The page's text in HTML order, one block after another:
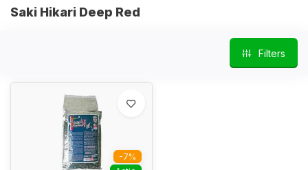
Saki Hikari Deep Red
Filters
-7%